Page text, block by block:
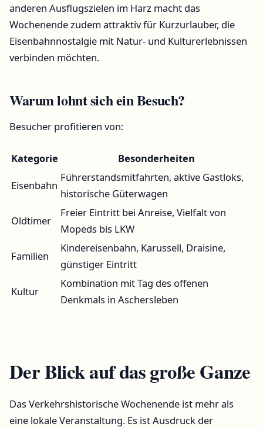
anderen Ausflugszielen im Harz macht das
Wochenende zudem attraktiv für Kurzurlauber, die
Eisenbahnnostalgie mit Natur- und Kulturerlebnissen
verbinden möchten.
Warum lohnt sich ein Besuch?
Besucher profitieren von:
Kategorie
Besonderheiten
Eisenbahn
Führerstandsmitfahrten, aktive Gastloks,
historische Güterwagen
Oldtimer
Freier Eintritt bei Anreise, Vielfalt von
Mopeds bis LKW
Familien
Kindereisenbahn, Karussell, Draisine,
günstiger Eintritt
Kultur
Kombination mit Tag des offenen
Denkmals in Aschersleben
Der Blick auf das große Ganze
Das Verkehrshistorische Wochenende ist mehr als
eine lokale Veranstaltung. Es ist Ausdruck der